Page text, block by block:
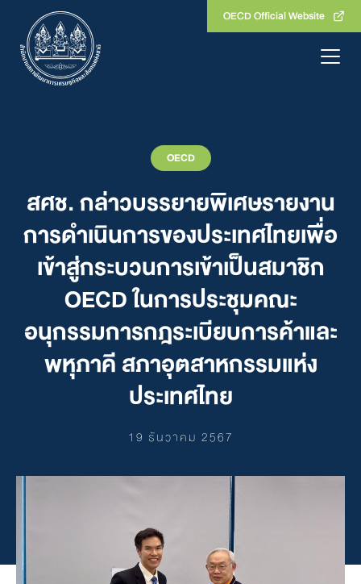
content
OECD Official Website
OECD
สศช. กล่าวบรรยายพิเศษรายงาน
การดำเนินการของประเทศไทยเพื่อ
เข้าสู่กระบวนการเข้าเป็นสมาชิก
OECD ในการประชุมคณะ
อนุกรรมการกฎระเบียบการค้าและ
พหุภาคี สภาอุตสาหกรรมแห่ง
ประเทศไทย
19 ธันวาคม 2567